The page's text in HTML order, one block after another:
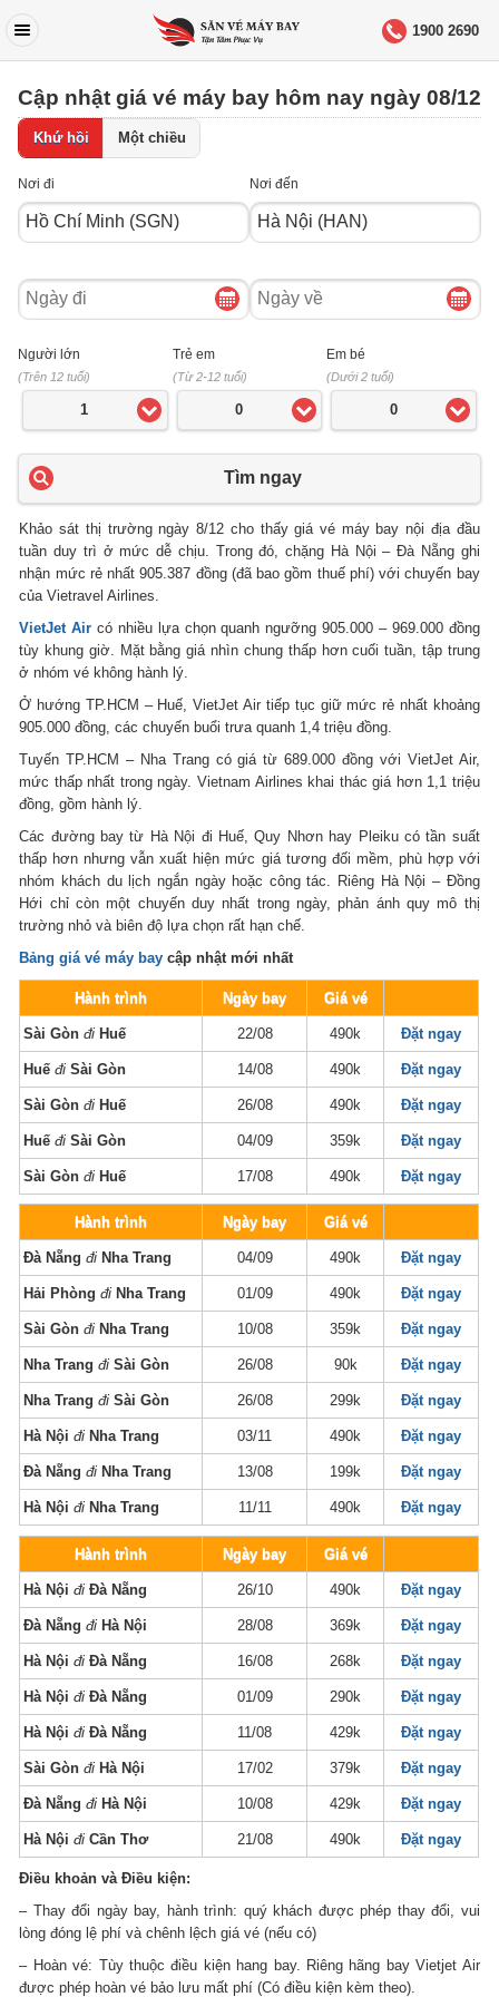
1900 2690
Cập nhật giá vé máy bay hôm nay ngày 08/12
Khứ hồi Một chiều
Nơi đi Nơi đến
Ngày
đi
Ngày
về
Người lớn
(Trên 12 tuổi)
1
Trẻ em
(Từ 2-12 tuổi)
0
Em bé
(Dưới 2 tuổi)
0
Tìm ngay
Khảo sát thị trường ngày 8/12 cho thấy giá vé máy bay nội địa đầu
tuần duy trì ở mức dễ chịu. Trong đó, chặng Hà Nội – Đà Nẵng ghi
nhận mức rẻ nhất 905.387 đồng (đã bao gồm thuế phí) với chuyến bay
của Vietravel Airlines.
VietJet Air có nhiều lựa chọn quanh ngưỡng 905.000 – 969.000 đồng
tùy khung giờ. Mặt bằng giá nhìn chung thấp hơn cuối tuần, tập trung
ở nhóm vé không hành lý.
Ở hướng TP.HCM – Huế, VietJet Air tiếp tục giữ mức rẻ nhất khoảng
905.000 đồng, các chuyến buổi trưa quanh 1,4 triệu đồng.
Tuyến TP.HCM – Nha Trang có giá từ 689.000 đồng với VietJet Air,
mức thấp nhất trong ngày. Vietnam Airlines khai thác giá hơn 1,1 triệu
đồng, gồm hành lý.
Các đường bay từ Hà Nội đi Huế, Quy Nhơn hay Pleiku có tần suất
thấp hơn nhưng vẫn xuất hiện mức giá tương đối mềm, phù hợp với
nhóm khách du lịch ngắn ngày hoặc công tác. Riêng Hà Nội – Đồng
Hới chỉ còn một chuyến duy nhất trong ngày, phản ánh quy mô thị
trường nhỏ và biên độ lựa chọn rất hạn chế.
Bảng giá vé máy bay cập nhật mới nhất
Hành trình Ngày bay Giá vé
Sài Gònđi Huế 22/08 490k Đặt ngay
Huếđi Sài Gòn 14/08 490k Đặt ngay
Sài Gònđi Huế 26/08 490k Đặt ngay
Huếđi Sài Gòn 04/09 359k Đặt ngay
Sài Gònđi Huế 17/08 490k Đặt ngay
Hành trình Ngày bay Giá vé
Đà Nẵngđi Nha Trang 04/09 490k Đặt ngay
Hải Phòngđi Nha Trang 01/09 490k Đặt ngay
Sài Gònđi Nha Trang 10/08 359k Đặt ngay
Nha Trangđi Sài Gòn 26/08 90k Đặt ngay
Nha Trangđi Sài Gòn 26/08 299k Đặt ngay
Hà Nộiđi Nha Trang 03/11 490k Đặt ngay
Đà Nẵngđi Nha Trang 13/08 199k Đặt ngay
Hà Nộiđi Nha Trang 11/11 490k Đặt ngay
Hành trình Ngày bay Giá vé
Hà Nộiđi Đà Nẵng 26/10 490k Đặt ngay
Đà Nẵngđi Hà Nội 28/08 369k Đặt ngay
Hà Nộiđi Đà Nẵng 16/08 268k Đặt ngay
Hà Nộiđi Đà Nẵng 01/09 290k Đặt ngay
Hà Nộiđi Đà Nẵng 11/08 429k Đặt ngay
Sài Gònđi Hà Nội 17/02 379k Đặt ngay
Đà Nẵngđi Hà Nội 10/08 429k Đặt ngay
Hà Nộiđi Cần Thơ 21/08 490k Đặt ngay
Điều khoản và Điều kiện:
– Thay đổi ngày bay, hành trình: quý khách được phép thay đổi, vui
lòng đóng lệ phí và chênh lệch giá vé (nếu có)
– Hoàn vé: Tùy thuộc điều kiện hang bay. Riêng hãng bay Vietjet Air
được phép hoàn vé bảo lưu mất phí (Có điều kiện kèm theo).